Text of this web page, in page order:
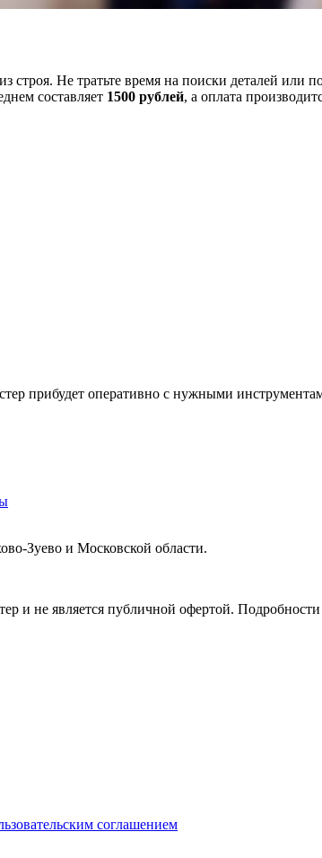
Не тратьте время на поиски деталей или
составляет 1500 рублей, а оплата
прибудет оперативно с нужными
Зуево и Московской области.
не является публичной офертой. Подробности
соглашением